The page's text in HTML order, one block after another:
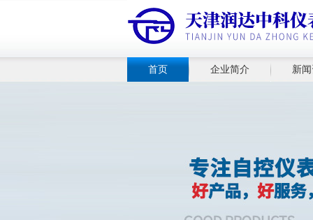
首页 企业简介 新